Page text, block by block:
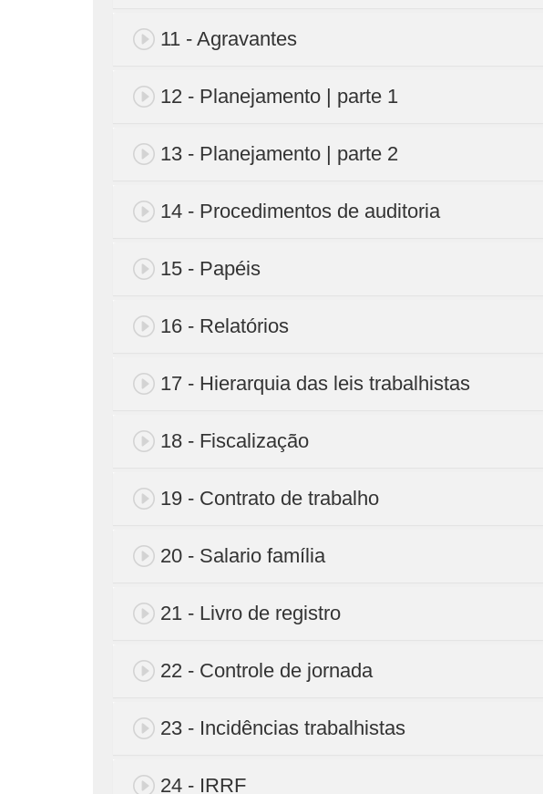
11 - Agravantes
12 - Planejamento | parte 1
13 - Planejamento | parte 2
14 - Procedimentos de auditoria
15 - Papéis
16 - Relatórios
17 - Hierarquia das leis trabalhistas
18 - Fiscalização
19 - Contrato de trabalho
20 - Salario família
21 - Livro de registro
22 - Controle de jornada
23 - Incidências trabalhistas
24 - IRRF